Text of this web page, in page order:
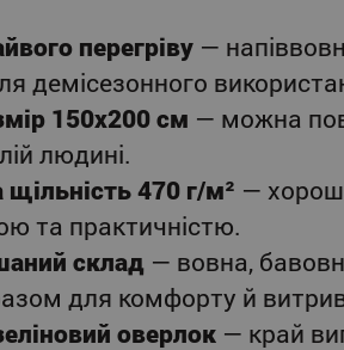
перегріву —
демісезонного
150x200 см — можна
людині.
470 г/м² —
та практичністю.
склад — вовна,
для комфорту й
оверлок — край